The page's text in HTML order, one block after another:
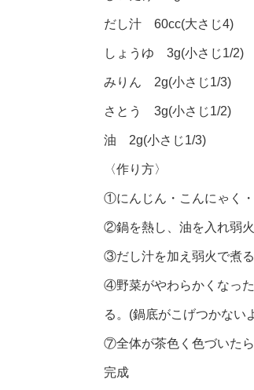
だし汁 60cc(大さじ4)
しょうゆ 3g(小さじ1/2)
みりん 2g(小さじ1/3)
さとう 3g(小さじ1/2)
油 2g(小さじ1/3)
〈作り方〉
①にんじん・こんにゃく
②鍋を熱し、油を入れ弱
③だし汁を加え弱火で煮
④野菜がやわらかくなっ
る。(鍋底がこげつかない
⑦全体が茶色く色づいたら
完成